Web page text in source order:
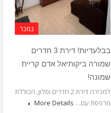
נמכר
בבלעדיות! דירת 3 חדרים
שמורה ביקותיאל אדם קריית
שמונה!
למכירה דירת 2 חדרים וסלון, הכוללת
מרפסת עם… More Details